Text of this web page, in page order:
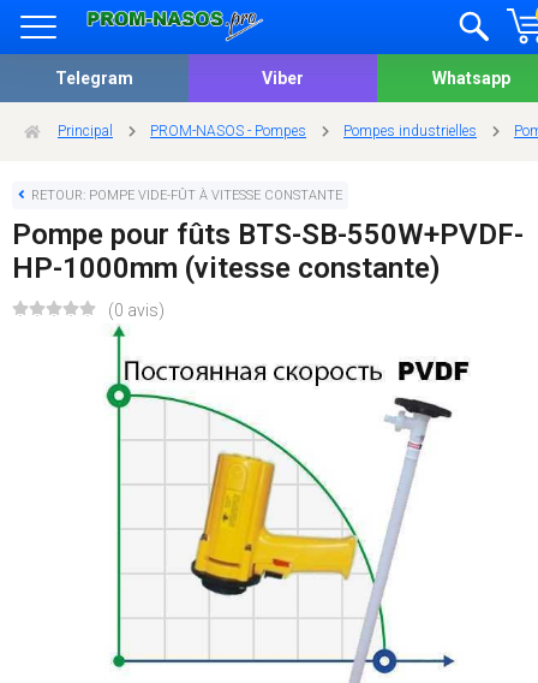
Telegram Viber Whatsapp
Principal PROM-NASOS - Pompes Pompes industrielles
RETOUR: POMPE VIDE-FÛT À VITESSE CONSTANTE
Pompe pour fûts BTS-SB-550W+PVDF-
HP-1000mm (vitesse constante)
(0 avis)